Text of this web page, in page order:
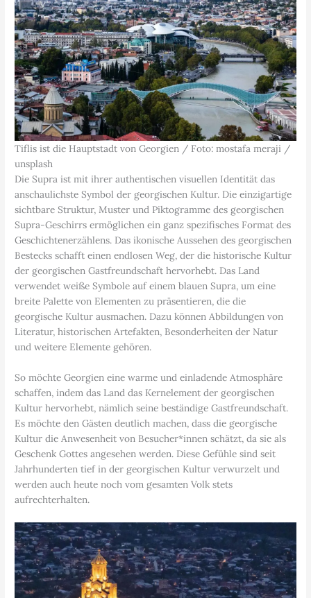
Tiflis ist die Hauptstadt von Georgien / Foto: mostafa meraji /
unsplash
Die Supra ist mit ihrer authentischen visuellen Identität das
anschaulichste Symbol der georgischen Kultur. Die einzigartige
sichtbare Struktur, Muster und Piktogramme des georgischen
Supra-Geschirrs ermöglichen ein ganz spezifisches Format des
Geschichtenerzählens. Das ikonische Aussehen des georgischen
Bestecks schafft einen endlosen Weg, der die historische Kultur
der georgischen Gastfreundschaft hervorhebt. Das Land
verwendet weiße Symbole auf einem blauen Supra, um eine
breite Palette von Elementen zu präsentieren, die die
georgische Kultur ausmachen. Dazu können Abbildungen von
Literatur, historischen Artefakten, Besonderheiten der Natur
und weitere Elemente gehören.
So möchte Georgien eine warme und einladende Atmosphäre
schaffen, indem das Land das Kernelement der georgischen
Kultur hervorhebt, nämlich seine beständige Gastfreundschaft.
Es möchte den Gästen deutlich machen, dass die georgische
Kultur die Anwesenheit von Besucher*innen schätzt, da sie als
Geschenk Gottes angesehen werden. Diese Gefühle sind seit
Jahrhunderten tief in der georgischen Kultur verwurzelt und
werden auch heute noch vom gesamten Volk stets
aufrechterhalten.